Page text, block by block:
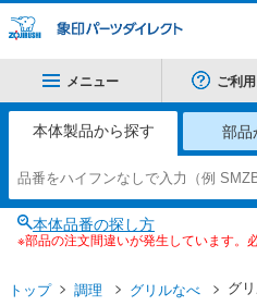
メニュー ご利
本体製品から探す 部品
本体品番の探し方
※部品の注文間違いが発生しています。
トップ 調理 グリルなべ グ